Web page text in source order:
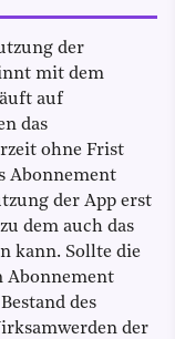
der
mit dem
auf
das
ohne Frist
Abonnement
der App erst
dem auch das
kann. Sollte die
Abonnement
des
der